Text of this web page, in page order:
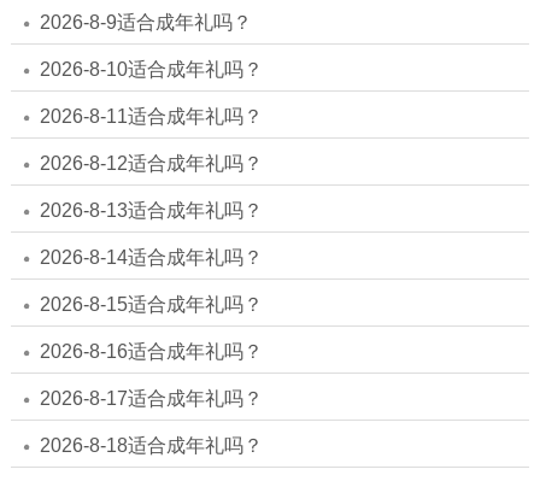
2026-8-9适合成年礼吗？
2026-8-10适合成年礼吗？
2026-8-11适合成年礼吗？
2026-8-12适合成年礼吗？
2026-8-13适合成年礼吗？
2026-8-14适合成年礼吗？
2026-8-15适合成年礼吗？
2026-8-16适合成年礼吗？
2026-8-17适合成年礼吗？
2026-8-18适合成年礼吗？